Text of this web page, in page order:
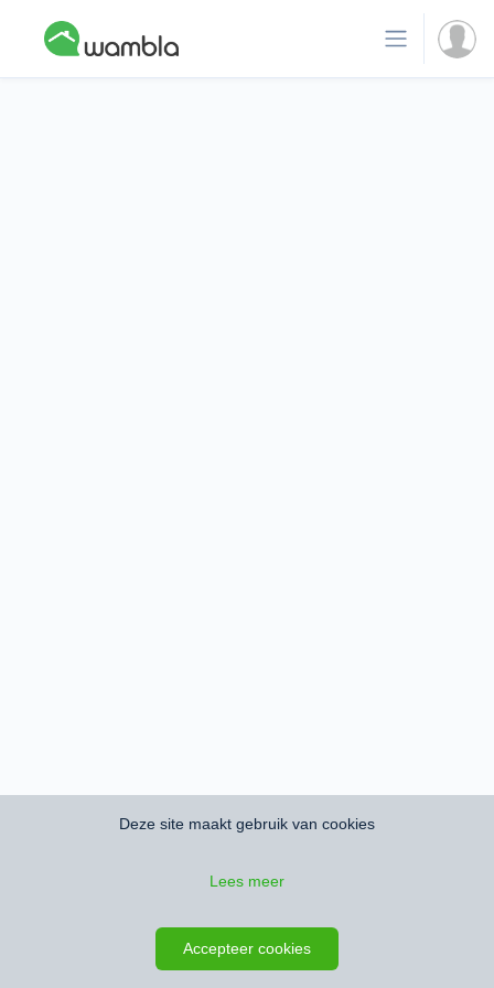
Deze site maakt gebruik van cookies
Lees meer
Accepteer cookies